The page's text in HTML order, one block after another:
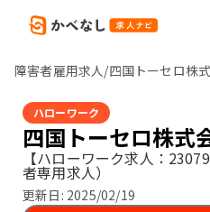
障害者雇用求人/四国トーセロ株
ハローワーク
四国トーセロ株式
【ハローワーク求人：
者専用求人）
更新日: 2025/02/19